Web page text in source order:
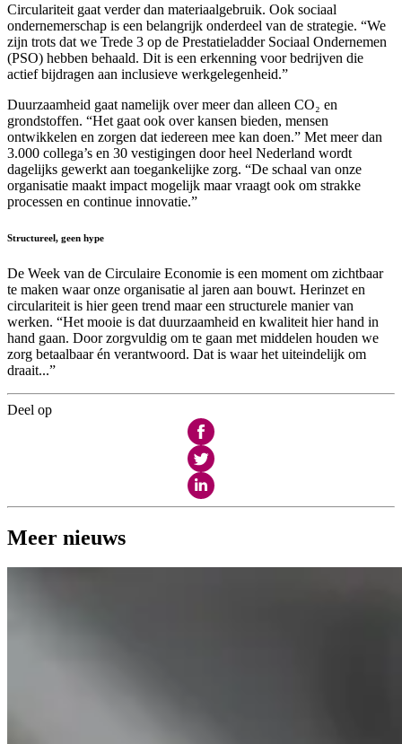
Circulariteit gaat verder dan materiaalgebruik. Ook sociaal
ondernemerschap is een belangrijk onderdeel van de strategie. “We
zijn trots dat we Trede 3 op de Prestatieladder Sociaal Ondernemen
(PSO) hebben behaald. Dit is een erkenning voor bedrijven die
actief bijdragen aan inclusieve werkgelegenheid.”
Duurzaamheid gaat namelijk over meer dan alleen CO₂ en
grondstoffen. “Het gaat ook over kansen bieden, mensen
ontwikkelen en zorgen dat iedereen mee kan doen.” Met meer dan
3.000 collega’s en 30 vestigingen door heel Nederland wordt
dagelijks gewerkt aan toegankelijke zorg. “De schaal van onze
organisatie maakt impact mogelijk maar vraagt ook om strakke
processen en continue innovatie.”
Structureel, geen hype
De Week van de Circulaire Economie is een moment om zichtbaar
te maken waar onze organisatie al jaren aan bouwt. Herinzet en
circulariteit is hier geen trend maar een structurele manier van
werken. “Het mooie is dat duurzaamheid en kwaliteit hier hand in
hand gaan. Door zorgvuldig om te gaan met middelen houden we
zorg betaalbaar én verantwoord. Dat is waar het uiteindelijk om
draait...”
Deel op
Meer nieuws